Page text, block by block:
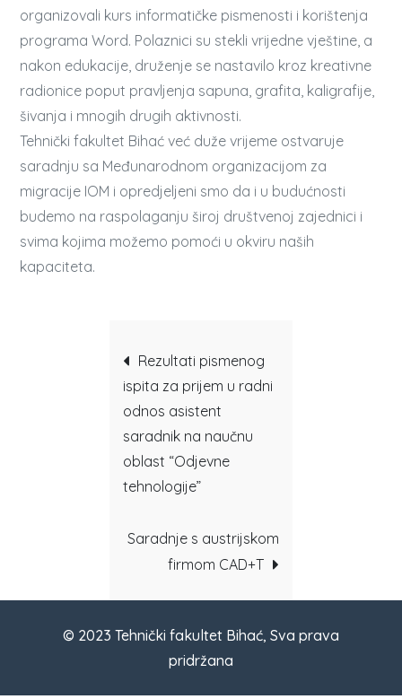
organizovali kurs informatičke pismenosti i korištenja
programa Word. Polaznici su stekli vrijedne vještine, a
nakon edukacije, druženje se nastavilo kroz kreativne
radionice poput pravljenja sapuna, grafita, kaligrafije,
šivanja i mnogih drugih aktivnosti.
Tehnički fakultet Bihać već duže vrijeme ostvaruje
saradnju sa Međunarodnom organizacijom za
migracije IOM i opredjeljeni smo da i u budućnosti
budemo na raspolaganju široj društvenoj zajednici i
svima kojima možemo pomoći u okviru naših
kapaciteta.
Post
navigation
Rezultati pismenog
ispita za prijem u radni
odnos asistent
saradnik na naučnu
oblast “Odjevne
tehnologije”
Saradnje s austrijskom
firmom CAD+T
© 2023 Tehnički fakultet Bihać, Sva prava
pridržana